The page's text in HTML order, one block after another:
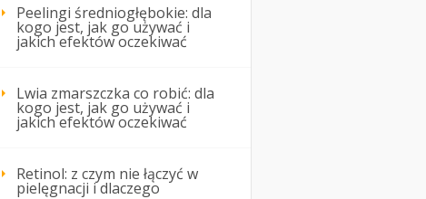
Peelingi średniogłębokie: dla
kogo jest, jak go używać i
jakich efektów oczekiwać
Lwia zmarszczka co robić: dla
kogo jest, jak go używać i
jakich efektów oczekiwać
Retinol: z czym nie łączyć w
pielęgnacji i dlaczego